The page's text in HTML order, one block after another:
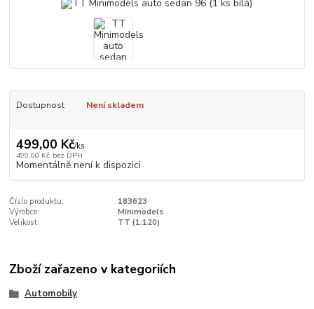
Dostupnost Není skladem
499,00 Kč/ks
499,00 Kč bez DPH
Momentálně není k dispozici
Číslo produktu:
183623
Výrobce:
Minimodels
Velikost:
TT (1:120)
Zboží zařazeno v kategoriích
Automobily